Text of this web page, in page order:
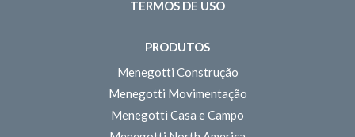
TERMOS DE USO
PRODUTOS
Menegotti Construção
Menegotti Movimentação
Menegotti Casa e Campo